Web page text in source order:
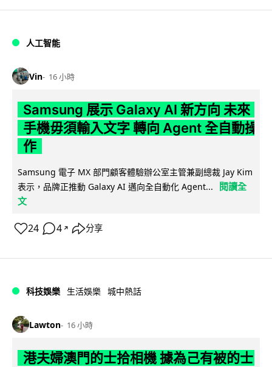
人工智能
Vin 16 小時
Samsung 展示 Galaxy AI 新方向 未來
手機毋須輸入文字 轉向 Agent 全自動操
作
Samsung 電子 MX 部門顧客體驗辦公室主管兼副總裁 Jay Kim
表示，品牌正推動 Galaxy AI 邁向全自動化 Agent...
閱讀全
文
24 4 ↗ 分享
科技娛樂 生活娛樂 城中熱話
Lawton 16 小時
港夫婦澳門的士拾相機 據為己有被的士